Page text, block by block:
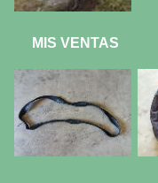
MIS VENTAS